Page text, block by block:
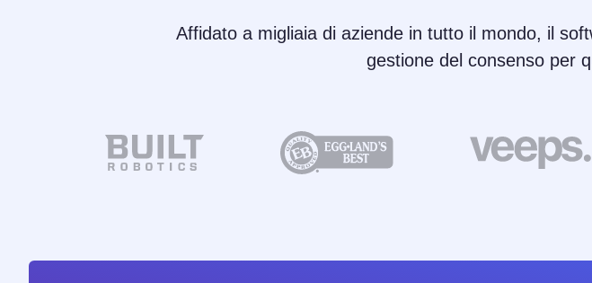
Affidato a migliaia di aziende in tutto il mondo, il
gestione del consenso per